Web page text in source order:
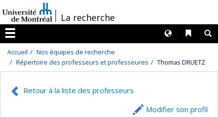
au
contenu
/La recherche
Menu
Liens
Langues
Accueil
Nos équipes de recherche
Répertoire des professeurs et professeures
Thomas DRUETZ
Retour à la liste des professeurs
Modifier son profil